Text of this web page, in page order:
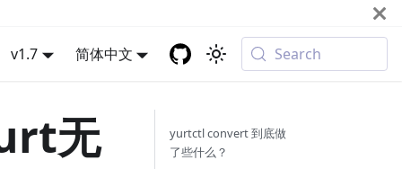
v1.7 简体中文 Search
无
yurtctl convert 到底做
了些什么？